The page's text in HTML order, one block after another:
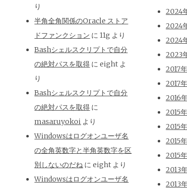
り
半角全角関係のOracle ストア
ドファンクション に11g より
Bashシェルスクリプトで自分
の絶対パスを取得 にeight よ
り
Bashシェルスクリプトで自分
の絶対パスを取得 に
masaruyokoi より
Windowsはログオンユーザ名
の全角英数字と半角英数字を区
別しないのだね にeight より
Windowsはログオンユーザ名
2024
2024
2024
2023
2017
2017
2016
2015
2015
2015
2015
2013
2013